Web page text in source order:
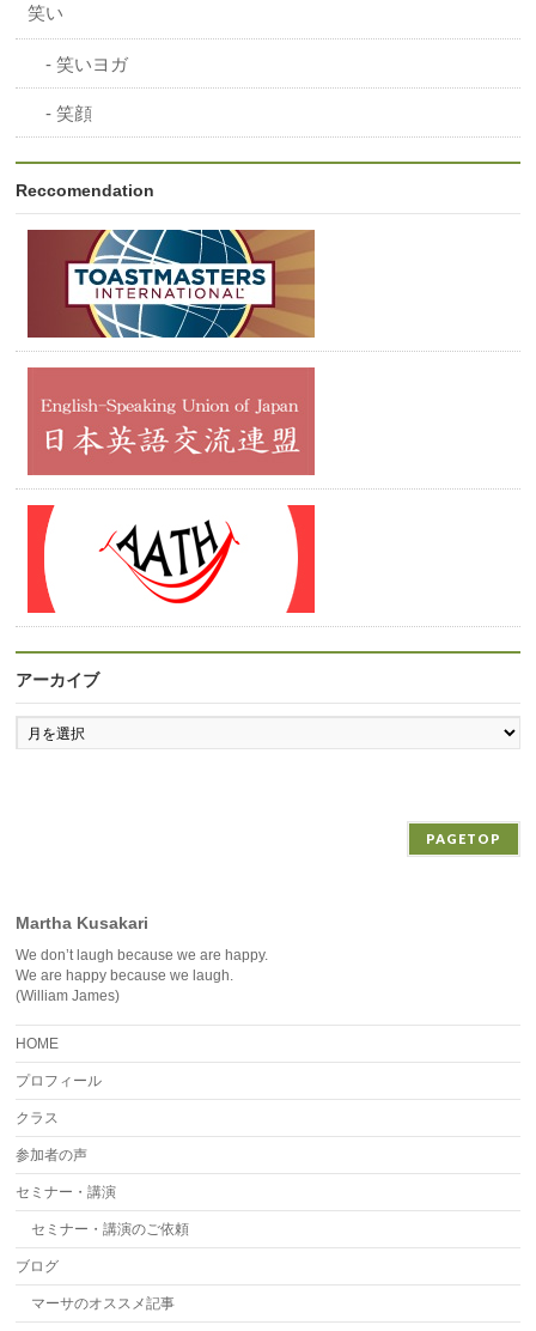
笑い
笑いヨガ
笑顔
Reccomendation
アーカイブ
ア
ー
カ
PAGETOP
Martha Kusakari
We don’t laugh because we are happy.
We are happy because we laugh.
(William James)
HOME
プロフィール
クラス
参加者の声
セミナー・講演
セミナー・講演のご依頼
ブログ
マーサのオススメ記事